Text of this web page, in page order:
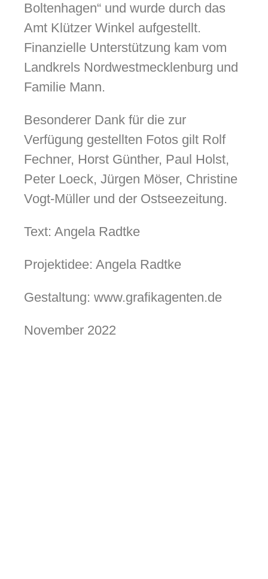
Boltenhagen“ und wurde durch das
Amt Klützer Winkel aufgestellt.
Finanzielle Unterstützung kam vom
Landkrels Nordwestmecklenburg und
Familie Mann.
Besonderer Dank für die zur
Verfügung gestellten Fotos gilt Rolf
Fechner, Horst Günther, Paul Holst,
Peter Loeck, Jürgen Möser, Christine
Vogt-Müller und der Ostseezeitung.
Text: Angela Radtke
Projektidee: Angela Radtke
Gestaltung: www.grafikagenten.de
November 2022